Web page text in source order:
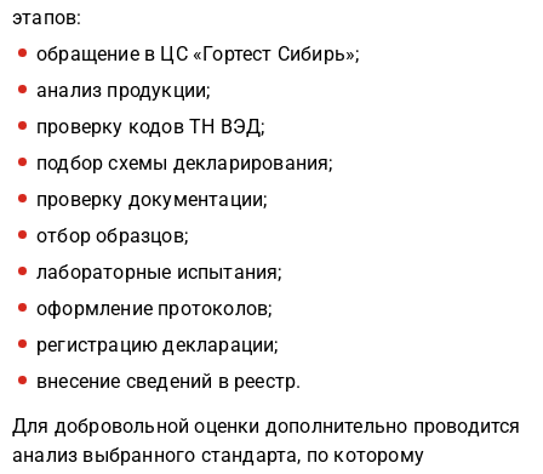
этапов:
обращение в ЦС «Гортест Сибирь»;
анализ продукции;
проверку кодов ТН ВЭД;
подбор схемы декларирования;
проверку документации;
отбор образцов;
лабораторные испытания;
оформление протоколов;
регистрацию декларации;
внесение сведений в реестр.
Для добровольной оценки дополнительно проводится
анализ выбранного стандарта, по которому